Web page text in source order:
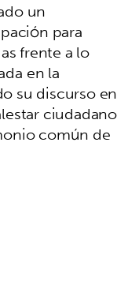
un
para
frente a lo
en la
su discurso en
ciudadano
común de